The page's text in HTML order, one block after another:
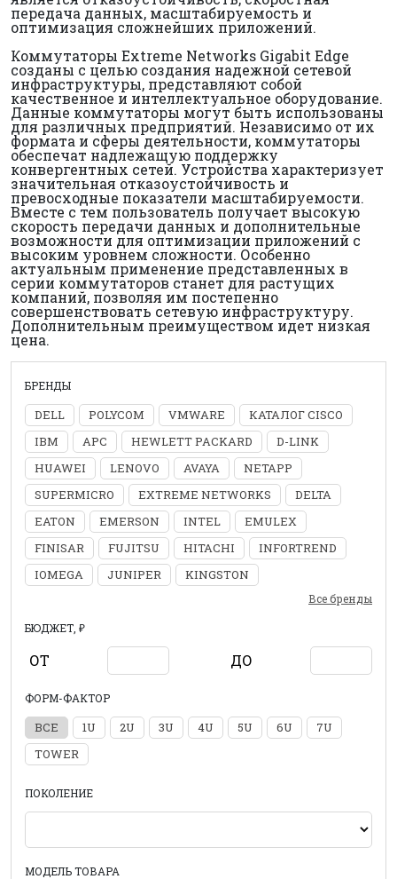
передача данных, масштабируемость и
оптимизация сложнейших приложений.
Коммутаторы Extreme Networks Gigabit Edge
созданы с целью создания надежной сетевой
инфраструктуры, представляют собой
качественное и интеллектуальное оборудование.
Данные коммутаторы могут быть использованы
для различных предприятий. Независимо от их
формата и сферы деятельности, коммутаторы
обеспечат надлежащую поддержку
конвергентных сетей. Устройства характеризует
значительная отказоустойчивость и
превосходные показатели масштабируемости.
Вместе с тем пользователь получает высокую
скорость передачи данных и дополнительные
возможности для оптимизации приложений с
высоким уровнем сложности. Особенно
актуальным применение представленных в
серии коммутаторов станет для растущих
компаний, позволяя им постепенно
совершенствовать сетевую инфраструктуру.
Дополнительным преимуществом идет низкая
цена.
БРЕНДЫ
DELL POLYCOM VMWARE
КАТАЛОГ CISCO
IBM
APC HEWLETT PACKARD
D-LINK
HUAWEI
LENOVO AVAYA
NETAPP
SUPERMICRO
EXTREME NETWORKS
DELTA
EATON
EMERSON INTEL
EMULEX
FINISAR
FUJITSU HITACHI
INFORTREND
IOMEGA
JUNIPER KINGSTON
Все бренды
БЮДЖЕТ, ₽
ОТ ДО
ФОРМ-ФАКТОР
ВСЕ 1U 2U 3U 4U 5U 6U
7U
TOWER
ПОКОЛЕНИЕ
МОДЕЛЬ ТОВАРА